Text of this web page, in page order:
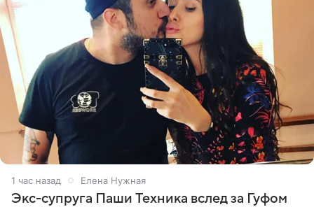
1 час назад Елена Нужная
Экс-супруга Паши Техника вслед за Гуфом